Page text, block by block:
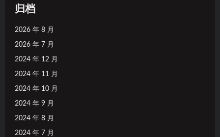
归档
2026 年 8 月
2026 年 7 月
2024 年 12 月
2024 年 11 月
2024 年 10 月
2024 年 9 月
2024 年 8 月
2024 年 7 月